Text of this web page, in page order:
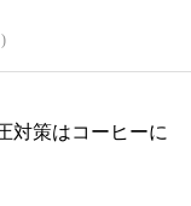
対策はコーヒーに